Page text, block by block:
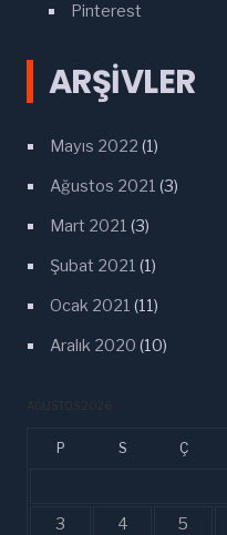
Pinterest
ARŞIVLER
Mayıs 2022 (1)
Ağustos 2021 (3)
Mart 2021 (3)
Şubat 2021 (1)
Ocak 2021 (11)
Aralık 2020 (10)
AĞUSTOS 2026
P S Ç
3
4 5